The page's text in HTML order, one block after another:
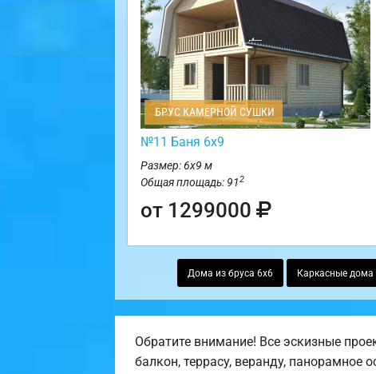
БРУС КАМЕРНОЙ СУШКИ
№11 Баня 6х9
Размер: 6х9 м
Общая площадь: 912
от 1299000
Дома из бруса 6х6 Каркасные дома
Обратите внимание! Все эскизные
балкон, террасу, веранду, панорамное